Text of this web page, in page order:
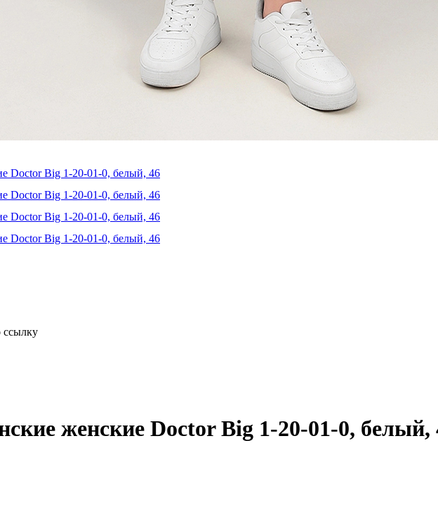
ссылку
женские Doctor Big 1-20-01-0, белый,